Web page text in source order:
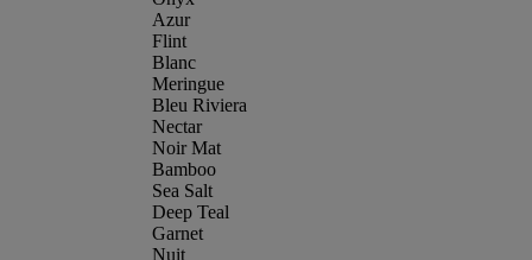
Azur
Flint
Blanc
Meringue
Bleu Riviera
Nectar
Noir Mat
Bamboo
Sea Salt
Deep Teal
Garnet
Nuit